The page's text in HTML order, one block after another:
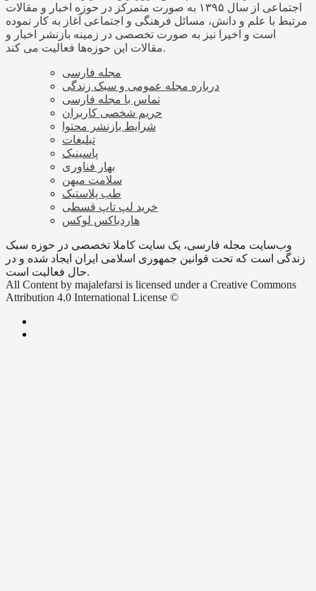
اجتماعی از سال ۱۳۹۵ به صورت متمرکز در حوزه اخبار و مقالات
مرتبط با علم و دانش، مسائل فرهنگی و اجتماعی آغاز به کار نموده
است و اخیرا نیز به صورت تخصصی در زمینه بازنشر اخبار و
مقالات این حوزه‌ها فعالیت می کند.
مجله فارسی
درباره مجله عمومی و سبک زندگی
تماس با مجله فارسی
حریم شخصی کاربران
شرایط بازنشر محتوا
تبلیغات
پاسینیک
بهار فناوری
سلامت میهن
طب پلاستیک
خرید لپ تاپ قسطی
هاردباکس لوکس
وب‌سایت مجله فارسی، یک سایت کاملا تخصصی در حوزه سبک
زندگی است که تحت قوانین جمهوری اسلامی ایران ایجاد شده و در
حال فعالیت است.
All Content by majalefarsi is licensed under a Creative Commons
Attribution 4.0 International License ©️